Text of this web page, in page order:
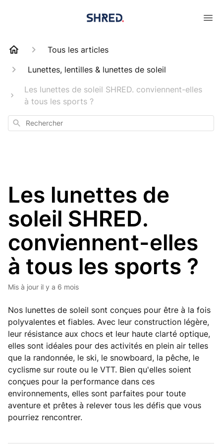
Tous les articles
Lunettes, lentilles & lunettes de soleil
Les lunettes de soleil SHRED. conviennent-elles
à tous les sports ?
Rechercher
Les lunettes de
soleil SHRED.
conviennent-elles
à tous les sports ?
Mis à jour il y a 6 mois
Nos lunettes de soleil sont conçues pour être à la fois
polyvalentes et fiables. Avec leur construction légère,
leur résistance aux chocs et leur haute clarté optique,
elles sont idéales pour des activités en plein air telles
que la randonnée, le ski, le snowboard, la pêche, le
cyclisme sur route ou le VTT. Bien qu'elles soient
conçues pour la performance dans ces
environnements, elles sont parfaites pour toute
aventure et prêtes à relever tous les défis que vous
pourriez rencontrer.